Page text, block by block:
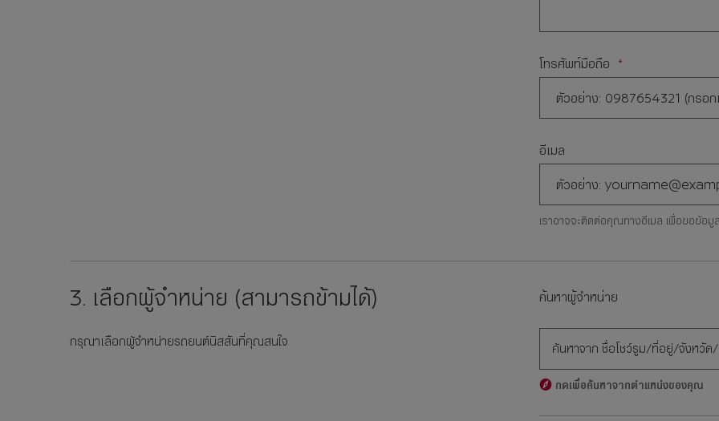
โทรศัพท์มือถือ
อีเมล
เราอาจจะติดต่อคุณทางอีเมล เพื่อขอข้อมู
3. เลือกผู้จำหน่าย (สามารถข้ามได้)
กรุณาเลือกผู้จำหน่ายรถยนต์นิสสันที่คุณสนใจ
ค้นหาจาก ชื่อโชว์รูม/ที่อยู่/จังห
ค้นหาผู้จำหน่าย
กดเพื่อค้นหาจากตำแหน่งของคุณ